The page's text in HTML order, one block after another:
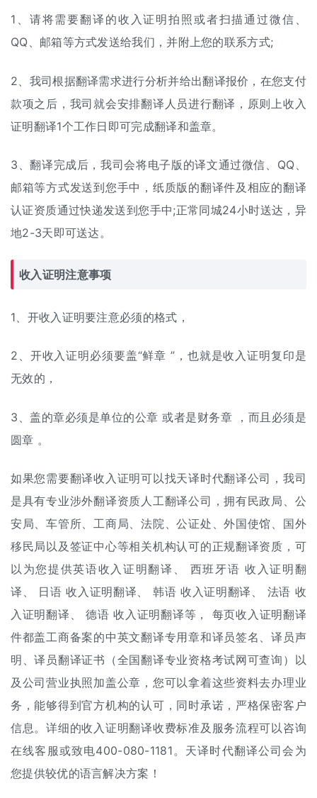
1、请将需要翻译的收入证明拍照或者扫描通过微信、
QQ、邮箱等方式发送给我们，并附上您的联系方式;
2、我司根据翻译需求进行分析并给出翻译报价 ，在您支付
款项之后，我司就会安排翻译人员进行翻译，原则上收入
证明翻译1个工作日即可完成翻译和盖章。
3、翻译完成后，我司会将电子版的译文通过微信、QQ、
邮箱等方式发送到您手中，纸质版的翻译件及相应的翻译
认证资质通过快递发送到您手中;正常同城24小时送达，异
地2-3天即可送达。
收入证明注意事项
1、开收入证明要注意必须的格式，
2、开收入证明必须要盖“鲜章 ”，也就是收入证明复印是
无效的，
3、盖的章必须是单位的公章 或者是财务章 ，而且必须是
圆章 。
如果您需要翻译收入证明可以找天译时代翻译公司，我司
是具有专业涉外翻译资质 人工翻译公司，拥有民政局、公
安局、车管所、工商局、法院、公证处、外国使馆、国外
移民局以及签证中心等相关机构认可的正规翻译资质，可
以为您提供英语收入证明翻译、 西班牙语 收入证明翻
译、 日语 收入证明翻译、 韩语 收入证明翻译、 法语 收
入证明翻译、 德语 收入证明翻译等， 每页收入证明翻译
件都盖工商备案的中英文翻译专用章和译员签名、译员声
明、译员翻译证书（全国翻译专业资格考试网可查询）以
及公司营业执照加盖公章，您可以拿着这些资料去办理业
务，能够得到官方机构的认可，同时承诺，严格保密客户
信息。详细的收入证明翻译收费标准及服务流程可以咨询
在线客服或致电400-080-1181。天译时代翻译公司会为
您提供较优的语言解决方案！